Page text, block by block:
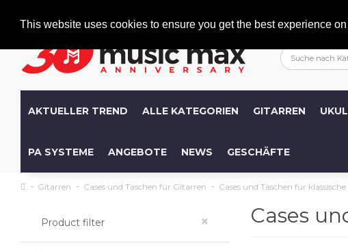
This website uses cookies to ensure you get the best experience
AKTUELLER TREND ALLE KATEGORIEN GITARREN
PA SYSTEME ANGEBOTE NEWS GESCHÄFTE
Gitarren Cases und Taschen für Gitarren Cases und Taschen für
Product filter × Cases